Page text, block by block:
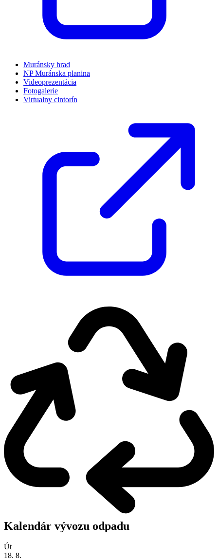
Muránsky hrad
NP Muránska planina
Videoprezentácia
Fotogalerie
Virtualny cintorín
Kalendár vývozu odpadu
Út
18. 8.